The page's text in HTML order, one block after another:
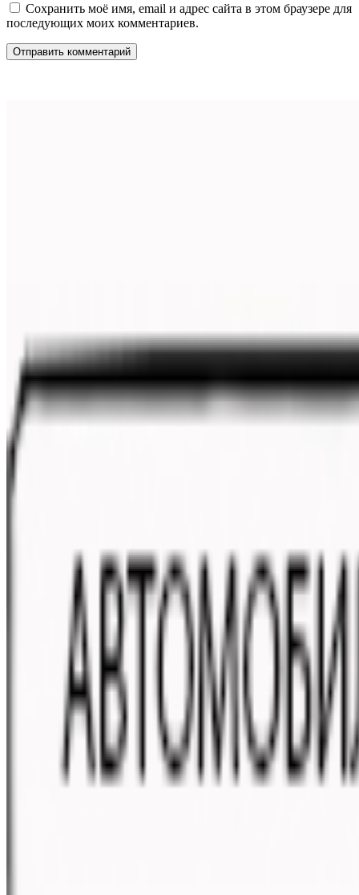
Сохранить моё имя, email и адрес сайта в этом браузере для
последующих моих комментариев.